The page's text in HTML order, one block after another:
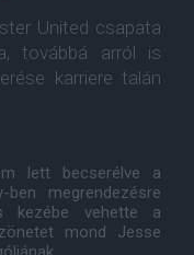
United csapata
továbbá arról is
karriere talán
lett becserélve a
megrendezésre
kezébe vehette a
mond Jesse